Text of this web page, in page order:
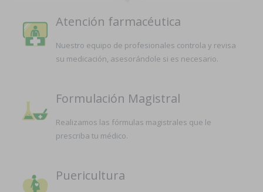
Atención farmacéutica
Nuestro equipo de profesionales controla y revisa
su medicación, asesorándole si es necesario.
Formulación Magistral
Realizamos las fórmulas magistrales que le
prescriba tu médico.
Puericultura